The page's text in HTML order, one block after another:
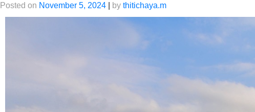
Posted on November 5, 2024 by thitichaya.m